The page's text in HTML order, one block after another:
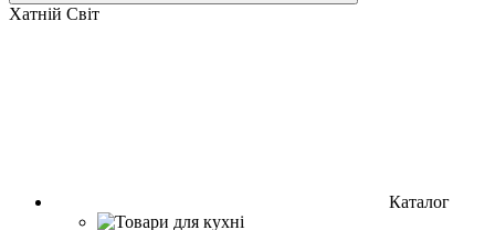
Хатній Світ
Каталог